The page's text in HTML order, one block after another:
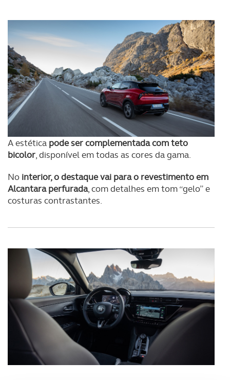
A estética pode ser complementada com teto
bicolor, disponível em todas as cores da gama.
No interior, o destaque vai para o revestimento em
Alcantara perfurada, com detalhes em tom “gelo” e
costuras contrastantes.